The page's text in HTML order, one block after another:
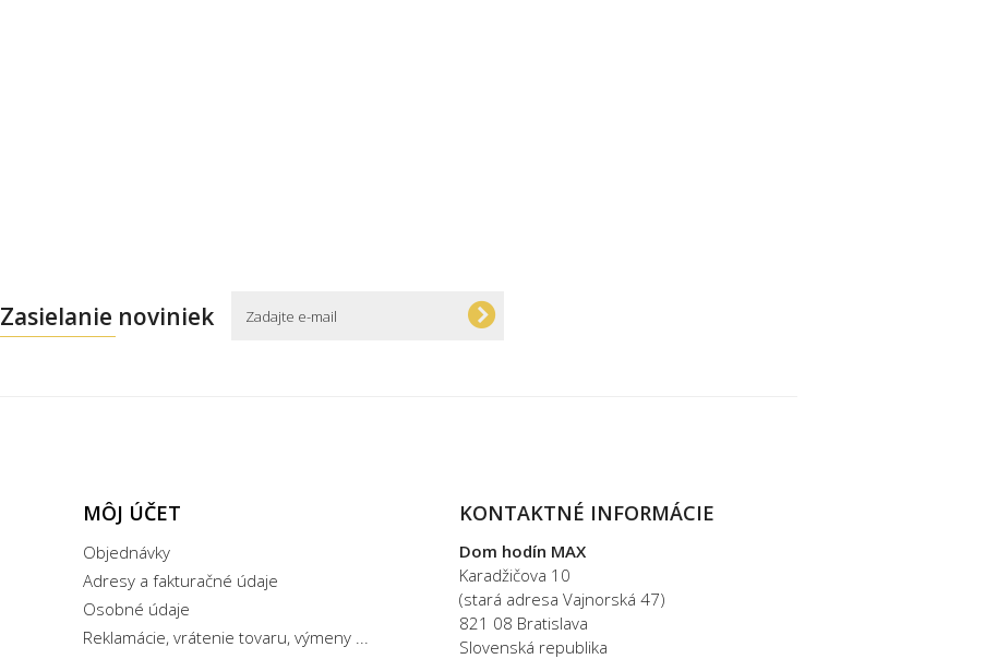
Zasielanie noviniek
MÔJ ÚČET
Objednávky
Adresy a fakturačné údaje
Osobné údaje
Reklamácie, vrátenie tovaru, výmeny ...
KONTAKTNÉ INFORMÁCIE
Dom hodín MAX
Karadžičova 10
(stará adresa Vajnorská 47)
821 08 Bratislava
Slovenská republika